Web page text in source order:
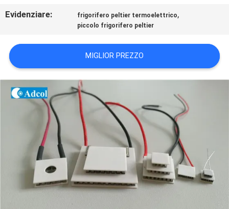
MAPPA
DEL
SITO
PRIVACY
POLICY
Evidenziare: frigorifero peltier termoelettrico,
piccolo frigorifero peltier
MIGLIOR PREZZO